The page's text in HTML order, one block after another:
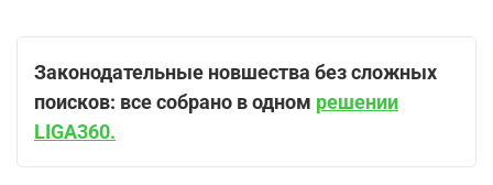
Законодательные новшества без сложных
поисков: все собрано в одном решении
LIGA360.